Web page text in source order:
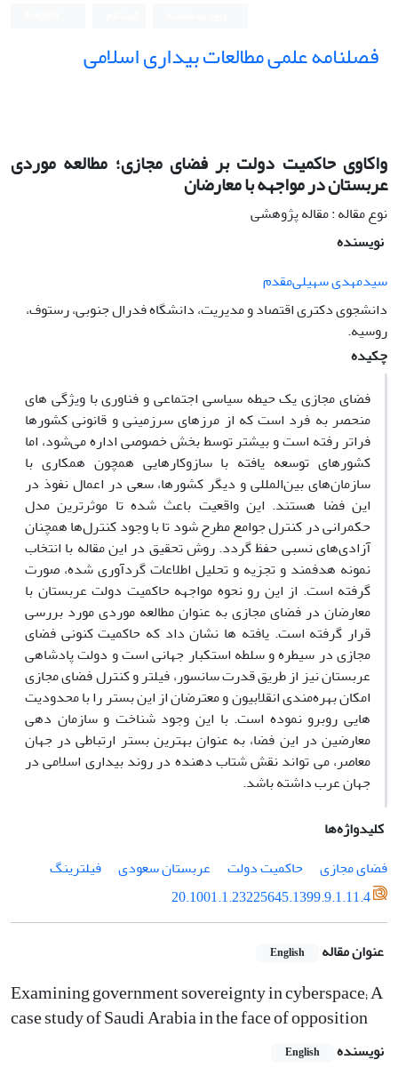
فصلنامه علمی مطالعات بیداری اسلامی
واکاوی حاکمیت دولت بر فضای مجازی؛ مطالعه موردی
عربستان در مواجهه با معارضان
نوع مقاله : مقاله پژوهشی
نویسنده
سیدمهدی سهیلی‌مقدم
دانشجوی دکتری اقتصاد و مدیریت، دانشگاه فدرال جنوبی، رستوف،
روسیه.
چکیده
فضای مجازی یک حیطه سیاسی اجتماعی و فناوری با ویژگی های
منحصر به فرد است که از مرزهای سرزمینی و قانونی کشورها
فراتر رفته است و بیشتر توسط بخش خصوصی اداره می‌شود، اما
کشورهای توسعه یافته با سازوکارهایی همچون همکاری با
سازمان‌های بین‌المللی و دیگر کشورها، سعی در اعمال نفوذ در
این فضا هستند. این واقعیت باعث شده تا موثرترین مدل
حکمرانی در کنترل جوامع مطرح شود تا با وجود کنترل‌ها همچنان
آزادی‌های نسبی حفظ گردد. روش تحقیق در این مقاله با انتخاب
نمونه هدفمند و تجزیه و تحلیل اطلاعات گردآوری شده، صورت
گرفته است. از این رو نحوه مواجهه حاکمیت دولت عربستان با
معارضان در فضای مجازی به عنوان مطالعه موردی مورد بررسی
قرار گرفته است. یافته ها نشان داد که حاکمیت کنونی فضای
مجازی در سیطره و سلطه استکبار جهانی است و دولت پادشاهی
عربستان نیز از طریق قدرت سانسور، فیلتر و کنترل فضای مجازی
امکان بهره‌مندی انقلابیون و معترضان از این بستر را با محدودیت
هایی روبرو نموده است. با این وجود شناخت و سازمان دهی
معارضین در این فضا، به عنوان بهترین بستر ارتباطی در جهان
معاصر، می تواند نقش شتاب دهنده در روند بیداری اسلامی‌ در
جهان عرب داشته باشد.
کلیدواژه‌ها
فضای مجازی
حاکمیت دولت عربستان سعودی
فیلترینگ
20.1001.1.23225645.1399.9.1.11.4
عنوان مقاله English
Examining government sovereignty in cyberspace; A
case study of Saudi Arabia in the face of opposition
نویسنده English